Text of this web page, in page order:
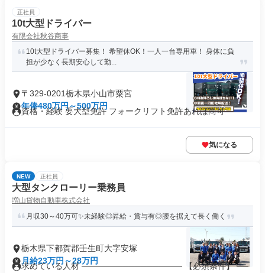
正社員
10t大型ドライバー
有限会社秋谷商事
10t大型ドライバー募集！ 希望休OK！一人一台専用車！ 身体に負
担が少なく長期安心して勤...
〒329-0201栃木県小山市粟宮
年俸480万円～500万円
資格・経験 要大型免許 フォークリフト免許あれば尚可
気になる
NEW 正社員
大型タンクローリー乗務員
増山貨物自動車株式会社
月収30～40万可✨未経験◎昇給・賞与有◎腰を据えて長く働く
栃木県下都賀郡壬生町大字安塚
月給23万円～28万円
求めている人材 ───────────────── 【必須条件】 ──